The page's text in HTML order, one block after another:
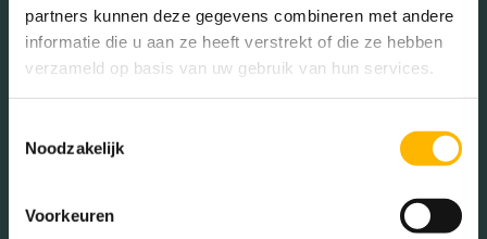
partners kunnen deze gegevens combineren met andere
informatie die u aan ze heeft verstrekt of die ze hebben
verzameld op basis van uw gebruik van hun services.
Noodzakelijk
Voorkeuren
Éénpersoons huishoudens